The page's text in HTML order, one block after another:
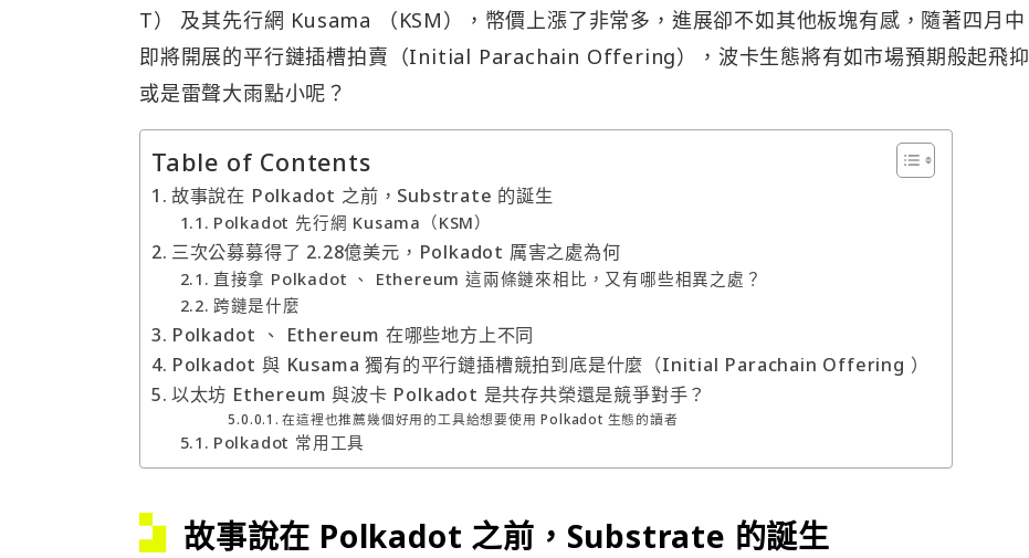
T） 及其先行網 Kusama （KSM），幣價上漲了非常多，進展卻不如其他板塊有感，隨著四月中
即將開展的平行鏈插槽拍賣（Initial Parachain Offering），波卡生態將有如市場預期般起飛抑
或是雷聲大雨點小呢？
Table of Contents
故事說在 Polkadot 之前，Substrate 的誕生
Polkadot 先行網 Kusama（KSM）
三次公募募得了 2.28億美元，Polkadot 厲害之處為何
直接拿 Polkadot 、 Ethereum 這兩條鏈來相比，又有哪些相異之處？
跨鏈是什麼
Polkadot 、 Ethereum 在哪些地方上不同
Polkadot 與 Kusama 獨有的平行鏈插槽競拍到底是什麼（Initial Parachain Offering ）
以太坊 Ethereum 與波卡 Polkadot 是共存共榮還是競爭對手？
在這裡也推薦幾個好用的工具給想要使用 Polkadot 生態的讀者
Polkadot 常用工具
故事說在 Polkadot 之前，Substrate 的誕生